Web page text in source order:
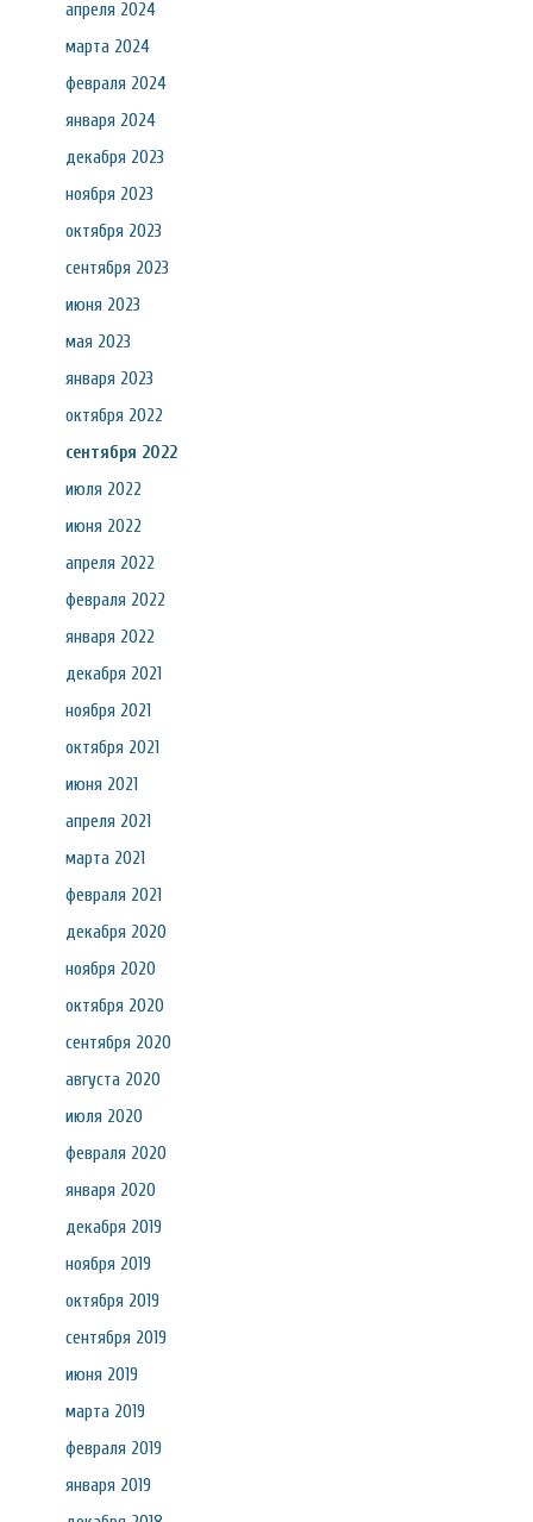
апреля 2024
марта 2024
февраля 2024
января 2024
декабря 2023
ноября 2023
октября 2023
сентября 2023
июня 2023
мая 2023
января 2023
октября 2022
сентября 2022
июля 2022
июня 2022
апреля 2022
февраля 2022
января 2022
декабря 2021
ноября 2021
октября 2021
июня 2021
апреля 2021
марта 2021
февраля 2021
декабря 2020
ноября 2020
октября 2020
сентября 2020
августа 2020
июля 2020
февраля 2020
января 2020
декабря 2019
ноября 2019
октября 2019
сентября 2019
июня 2019
марта 2019
февраля 2019
января 2019